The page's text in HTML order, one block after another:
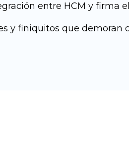
entre HCM y firma
y finiquitos que demoran